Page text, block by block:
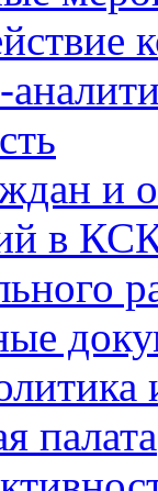
и
в
палата